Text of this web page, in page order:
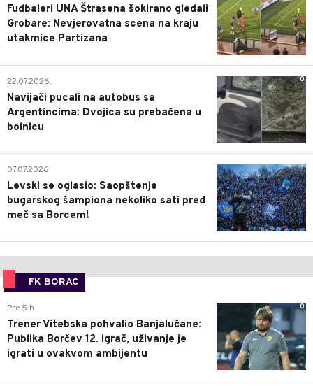
Fudbaleri UNA Štrasena šokirano gledali
Grobare: Nevjerovatna scena na kraju
utakmice Partizana
0
22.07.2026.
Navijači pucali na autobus sa
Argentincima: Dvojica su prebačena u
bolnicu
1
07.07.2026.
Levski se oglasio: Saopštenje
bugarskog šampiona nekoliko sati pred
meč sa Borcem!
FK BORAC
0
Pre 5 h
Trener Vitebska pohvalio Banjalučane:
Publika Borčev 12. igrač, uživanje je
igrati u ovakvom ambijentu